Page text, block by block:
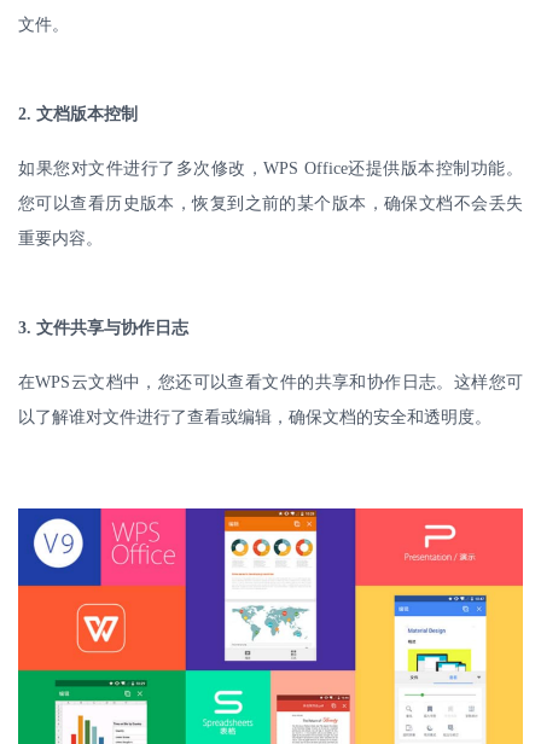
文件。
2. 文档版本控制
如果您对文件进行了多次修改，WPS Office还提供版本控制功能。
您可以查看历史版本，恢复到之前的某个版本，确保文档不会丢失
重要内容。
3. 文件共享与协作日志
在WPS云文档中，您还可以查看文件的共享和协作日志。这样您可
以了解谁对文件进行了查看或编辑，确保文档的安全和透明度。